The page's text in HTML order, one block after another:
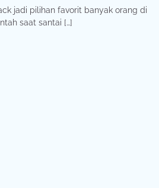
jadi pilihan favorit banyak orang di
saat santai […]